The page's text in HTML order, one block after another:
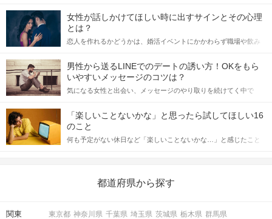
女性が話しかけてほしい時に出すサインとその心理
とは？
恋人を作れるかどうかは、婚活イベントにかかわらず職場や飲み
てアプローチできるかにも左右されます。 これから恋人作りを本
格的に始めようとしている方は、女性が異性を求めて出すサイン
をしっかりと理解し、正しい行動に移せるかどうかが重要。 この
記事では、女性が話しかけて欲しい時に出すサインとその心理を
合にどのような行動に繋げるべきかをご紹介していきます。
男性から送るLINEでのデートの誘い方！OKをもら
いやすいメッセージのコツは？
気になる女性と出会い、メッセージのやり取りを続けてく中で
しかし、中には「どう誘ったらいいの？」とお困りの男性もいら
っしゃるのではないでしょうか。 そこで今回は、男性から女性へ
送るLINEでのデートの誘い方のコツをご紹介します。例文も混じ
えながら解説するので、ぜひ参考にしてください。
「楽しいことないかな」と思ったら試してほしい16
のこと
何も予定がない休日など「楽しいことないかな…」と感じたこと
の楽しいことアイデアを集めました♪ いままさに楽しいことを探し
都道府県から探す
関東 東京都 神奈川県 千葉県 埼玉県 茨城県 栃木県 群馬県